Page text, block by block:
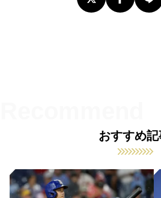
おすすめ